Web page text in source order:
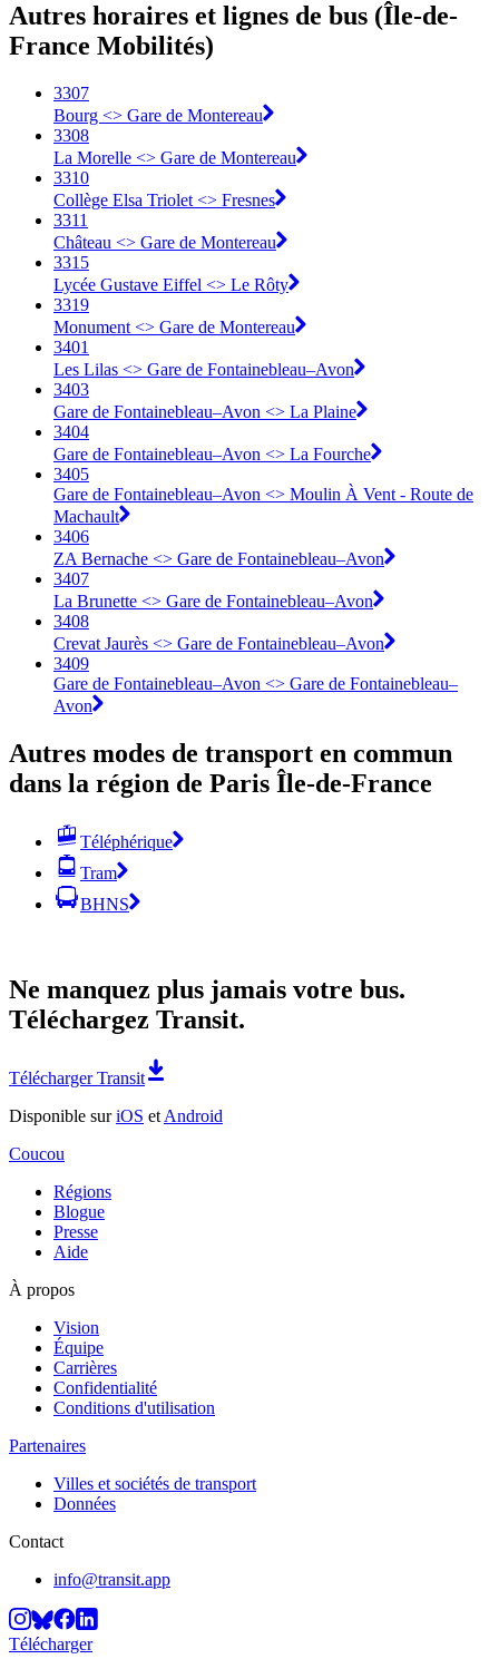
Autres horaires et lignes de bus (Île-de-
France Mobilités)
3307
Bourg <> Gare de Montereau
3308
La Morelle <> Gare de Montereau
3310
Collège Elsa Triolet <> Fresnes
3311
Château <> Gare de Montereau
3315
Lycée Gustave Eiffel <> Le Rôty
3319
Monument <> Gare de Montereau
3401
Les Lilas <> Gare de Fontainebleau–Avon
3403
Gare de Fontainebleau–Avon <> La Plaine
3404
Gare de Fontainebleau–Avon <> La Fourche
3405
Gare de Fontainebleau–Avon <> Moulin À Vent - Route de
Machault
3406
ZA Bernache <> Gare de Fontainebleau–Avon
3407
La Brunette <> Gare de Fontainebleau–Avon
3408
Crevat Jaurès <> Gare de Fontainebleau–Avon
3409
Gare de Fontainebleau–Avon <> Gare de Fontainebleau–
Avon
Autres modes de transport en commun
dans la région de Paris Île-de-France
Téléphérique
Tram
BHNS
Ne manquez plus jamais votre bus.
Téléchargez Transit.
Télécharger Transit
Disponible suriOS et Android
Coucou
Régions
Blogue
Presse
Aide
À propos
Vision
Équipe
Carrières
Confidentialité
Conditions d'utilisation
Partenaires
Villes et sociétés de transport
Données
Contact
info@transit.app
Télécharger